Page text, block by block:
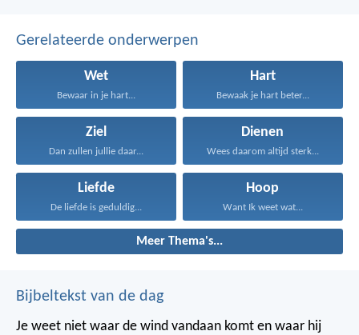
Gerelateerde onderwerpen
Wet
Bewaar in je hart...
Hart
Bewaak je hart beter...
Ziel
Dan zullen jullie daar...
Dienen
Wees daarom altijd sterk...
Liefde
De liefde is geduldig...
Hoop
Want Ik weet wat...
Meer Thema's...
Bijbeltekst van de dag
Je weet niet waar de wind vandaan komt en waar hij